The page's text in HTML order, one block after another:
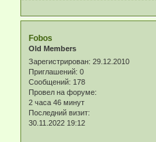
Fobos
Old Members
Зарегистрирован: 29.12.2010
Приглашений: 0
Сообщений: 178
Провел на форуме:
2 часа 46 минут
Последний визит:
30.11.2022 19:12